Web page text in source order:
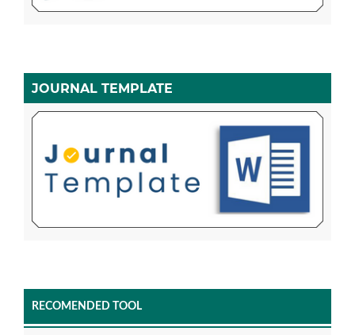
JOURNAL TEMPLATE
RECOMENDED TOOL